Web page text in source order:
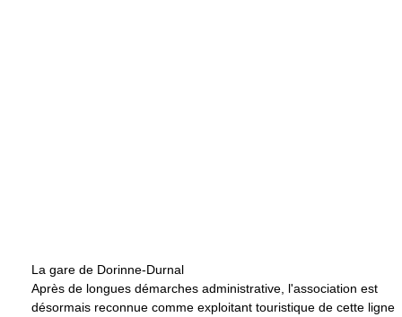
La gare de Dorinne-Durnal
Après de longues démarches administrative, l'association est
désormais reconnue comme exploitant touristique de cette ligne